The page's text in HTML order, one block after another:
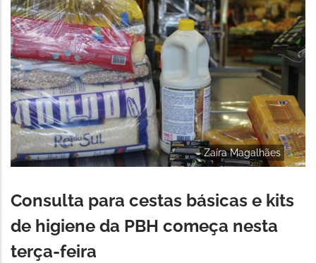
Zaíra Magalhães
Consulta para cestas básicas e kits
de higiene da PBH começa nesta
terça-feira